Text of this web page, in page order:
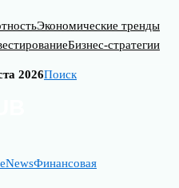
Экономические тренды
Бизнес-стратегии
2026Поиск
NewsФинансовая